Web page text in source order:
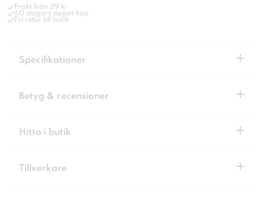
Frakt från 39 kr
60 dagars öppet köp
Fri retur till butik
Specifikationer +
Betyg & recensioner +
Hitta i butik +
Tillverkare +